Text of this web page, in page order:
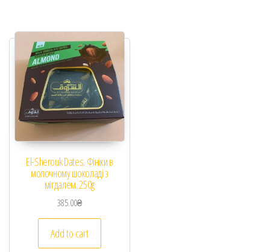
El-Sherouk Dates. Фініки в
молочному шоколаді з
мігдалем. 250g
385.00₴
Add to cart